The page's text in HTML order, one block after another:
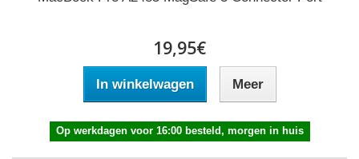
19,95€
In winkelwagen Meer
Op werkdagen voor 16:00 besteld, morgen in huis